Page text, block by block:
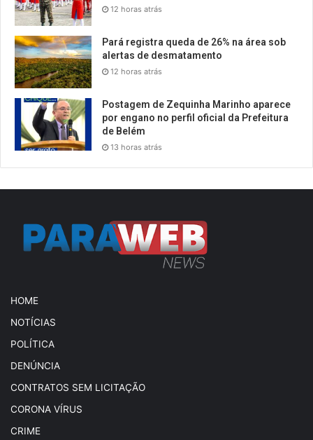
12 horas atrás
Pará registra queda de 26% na área sob
alertas de desmatamento
12 horas atrás
Postagem de Zequinha Marinho aparece
por engano no perfil oficial da Prefeitura
de Belém
13 horas atrás
HOME
NOTÍCIAS
POLÍTICA
DENÚNCIA
CONTRATOS SEM LICITAÇÃO
CORONA VÍRUS
CRIME